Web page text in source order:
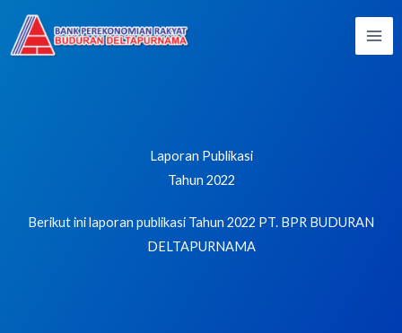
Lewati
konten
Laporan Publikasi
Tahun 2022
Berikut ini laporan publikasi Tahun 2022 PT. BPR BUDURAN
DELTAPURNAMA